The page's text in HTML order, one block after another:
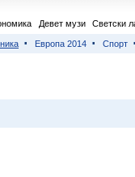
Девет музи Светски
Европа 2014 Спорт